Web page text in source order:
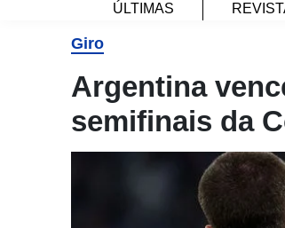
ÚLTIMAS
Giro
Argentina
semifinais da